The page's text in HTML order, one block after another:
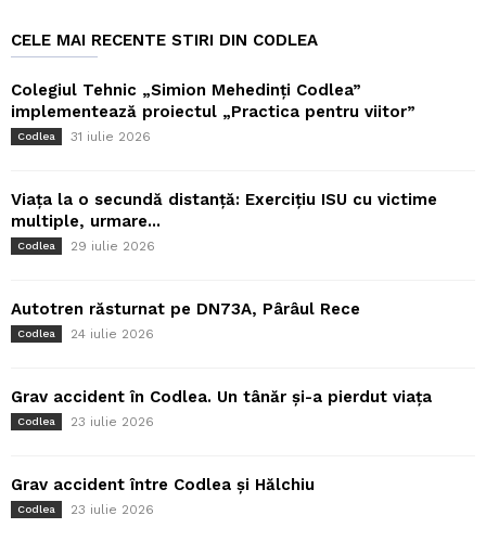
CELE MAI RECENTE STIRI DIN CODLEA
Colegiul Tehnic „Simion Mehedinți Codlea”
implementează proiectul „Practica pentru viitor”
Codlea 31 iulie 2026
Viața la o secundă distanță: Exercițiu ISU cu victime
multiple, urmare...
Codlea 29 iulie 2026
Autotren răsturnat pe DN73A, Pârâul Rece
Codlea 24 iulie 2026
Grav accident în Codlea. Un tânăr și-a pierdut viața
Codlea 23 iulie 2026
Grav accident între Codlea și Hălchiu
Codlea 23 iulie 2026